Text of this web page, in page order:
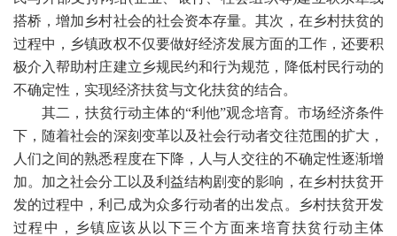
搭桥，增加乡村社会的社会资本存量。其次，在乡村扶贫的
过程中，乡镇政权不仅要做好经济发展方面的工作，还要积
极介入帮助村庄建立乡规民约和行为规范，降低村民行动的
不确定性，实现经济扶贫与文化扶贫的结合。
其二，扶贫行动主体的“利他”观念培育。市场经济条件
下，随着社会的深刻变革以及社会行动者交往范围的扩大，
人们之间的熟悉程度在下降，人与人交往的不确定性逐渐增
加。加之社会分工以及利益结构剧变的影响，在乡村扶贫开
发的过程中，利己成为众多行动者的出发点。乡村扶贫开发
过程中，乡镇应该从以下三个方面来培育扶贫行动主体